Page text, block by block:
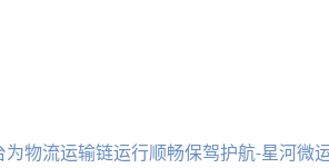
物流运输链运行顺畅保驾护航-星河微